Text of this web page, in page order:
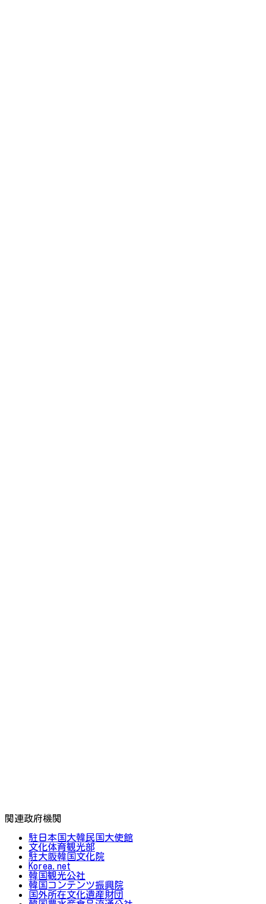
関連政府機関
駐日本国大韓民国大使館
文化体育観光部
駐大阪韓国文化院
Korea.net
韓国観光公社
韓国コンテンツ振興院
国外所在文化遺産財団